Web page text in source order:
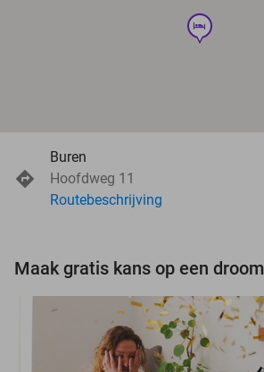
hotel
Buren
Hoofdweg 11
Routebeschrijving